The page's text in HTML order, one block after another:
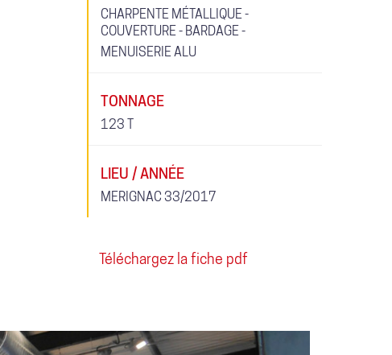
CHARPENTE MÉTALLIQUE -
COUVERTURE - BARDAGE -
MENUISERIE ALU
TONNAGE
123 T
LIEU / ANNÉE
MERIGNAC 33/2017
Téléchargez la fiche pdf